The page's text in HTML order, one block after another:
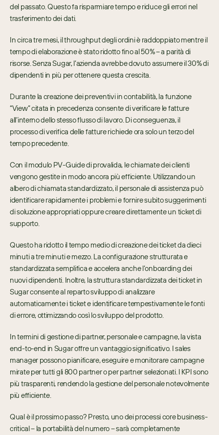
del passato. Questo fa risparmiare tempo e riduce gli errori nel
trasferimento dei dati.
In circa tre mesi, il throughput degli ordini è raddoppiato mentre il
tempo di elaborazione è stato ridotto fino al 50% – a parità di
risorse. Senza Sugar, l’azienda avrebbe dovuto assumere il 30% di
dipendenti in più per ottenere questa crescita.
Durante la creazione dei preventivi in contabilità, la funzione
“View” citata in precedenza consente di verificare le fatture
all’interno dello stesso flusso di lavoro. Di conseguenza, il
processo di verifica delle fatture richiede ora solo un terzo del
tempo precedente.
Con il modulo PV-Guide di provalida, le chiamate dei clienti
vengono gestite in modo ancora più efficiente. Utilizzando un
albero di chiamata standardizzato, il personale di assistenza può
identificare rapidamente i problemi e fornire subito suggerimenti
di soluzione appropriati oppure creare direttamente un ticket di
supporto.
Questo ha ridotto il tempo medio di creazione dei ticket da dieci
minuti a tre minuti e mezzo. La configurazione strutturata e
standardizzata semplifica e accelera anche l’onboarding dei
nuovi dipendenti. Inoltre, la struttura standardizzata dei ticket in
Sugar consente al reparto sviluppo di analizzare
automaticamente i ticket e identificare tempestivamente le fonti
di errore, ottimizzando così lo sviluppo del prodotto.
In termini di gestione di partner, personale e campagne, la vista
end-to-end in Sugar offre un vantaggio significativo. I sales
manager possono pianificare, eseguire e monitorare campagne
mirate per tutti gli 800 partner o per partner selezionati. I KPI sono
più trasparenti, rendendo la gestione del personale notevolmente
più efficiente.
Qual è il prossimo passo? Presto, uno dei processi core business-
critical – la portabilità del numero – sarà completamente